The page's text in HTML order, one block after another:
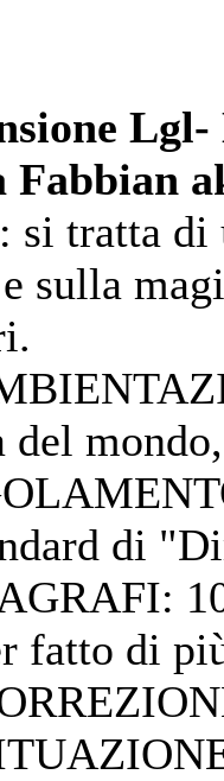
Lgl-
Fabbian
: si tratta di
sulla
del
di
:
fatto di